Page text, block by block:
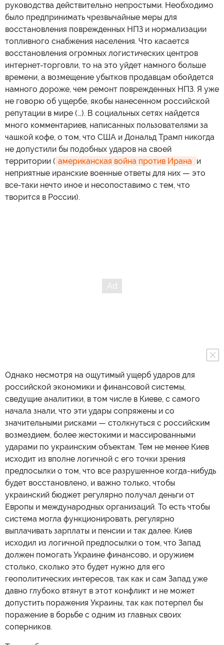
руководства действительно непростыми. Необходимо
было предпринимать чрезвычайные меры для
восстановления поврежденных НПЗ и нормализации
топливного снабжения населения. Что касается
восстановления огромных логистических центров
интернет-торговли, то на это уйдет намного больше
времени, а возмещение убытков продавцам обойдется
намного дороже, чем ремонт поврежденных НПЗ. Я уже
не говорю об ущербе, якобы нанесенном российской
репутации в мире (…). В социальных сетях найдется
много комментариев, написанных пользователями за
чашкой кофе, о том, что США и Дональд Трамп никогда
не допустили бы подобных ударов на своей
территории ( американская война против Ирана и
неприятные иранские военные ответы для них — это
все-таки нечто иное и несопоставимо с тем, что
творится в России).
Однако несмотря на ощутимый ущерб ударов для
российской экономики и финансовой системы,
сведущие аналитики, в том числе в Киеве, с самого
начала знали, что эти удары сопряжены и со
значительными рисками — столкнуться с российским
возмездием, более жестокими и массированными
ударами по украинским объектам. Тем не менее Киев
исходит из вполне логичной с его точки зрения
предпосылки о том, что все разрушенное когда-нибудь
будет восстановлено, и важно только, чтобы
украинский бюджет регулярно получал деньги от
Европы и международных организаций. То есть чтобы
система могла функционировать, регулярно
выплачивать зарплаты и пенсии и так далее. Киев
исходил из логичной предпосылки о том, что Запад
должен помогать Украине финансово, и оружием
столько, сколько это будет нужно для его
геополитических интересов, так как и сам Запад уже
давно глубоко втянут в этот конфликт и не может
допустить поражения Украины, так как потерпел бы
поражение в борьбе с одним из главных своих
соперников.